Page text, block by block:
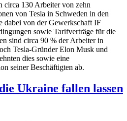
circa 130 Arbeiter von zehn
von Tesla in Schweden in den
dabei von der Gewerkschaft IF
sowie Tarifverträge für die
sind circa 90 % der Arbeiter in
Tesla-Gründer Elon Musk und
dies sowie eine
seiner Beschäftigten ab.
Ukraine fallen lassen